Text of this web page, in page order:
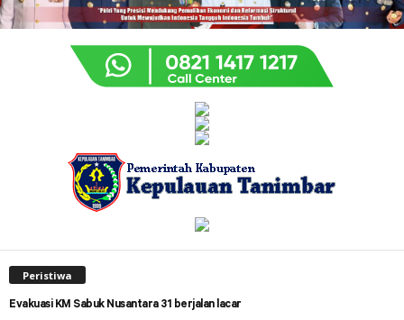
Peristiwa
Evakuasi KM Sabuk Nusantara 31 berjalan lacar